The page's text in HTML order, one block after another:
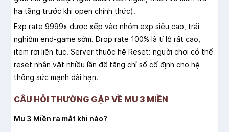
hạ tầng trước khi open chính thức).
Exp rate 9999x được xếp vào nhóm exp siêu cao, trải
nghiệm end-game sớm. Drop rate 100% là tỉ lệ rất cao,
item rơi liên tục. Server thuộc hệ Reset: người chơi có thể
reset nhân vật nhiều lần để tăng chỉ số cố định cho hệ
thống sức mạnh dài hạn.
CÂU HỎI THƯỜNG GẶP VỀ MU 3 MIỀN
Mu 3 Miền ra mắt khi nào?